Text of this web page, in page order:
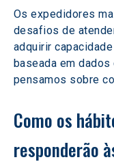
Os expedidores
desafios de
adquirir
baseada em dados
pensamos sobre
Como os
responderão